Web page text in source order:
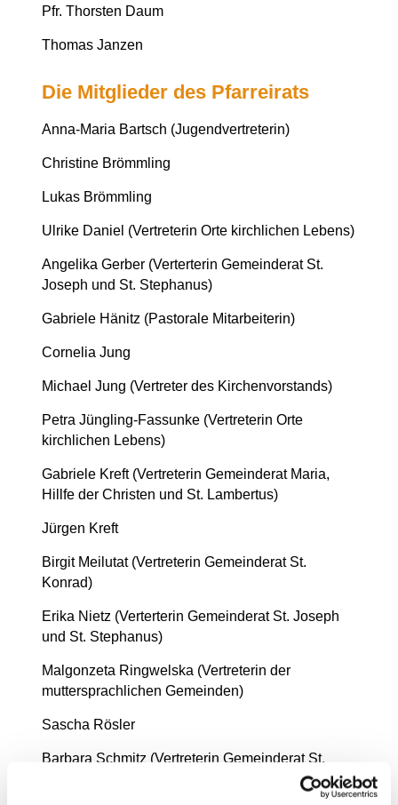
Pfr. Thorsten Daum
Thomas Janzen
Die Mitglieder des Pfarreirats
Anna-Maria Bartsch (Jugendvertreterin)
Christine Brömmling
Lukas Brömmling
Ulrike Daniel (Vertreterin Orte kirchlichen Lebens)
Angelika Gerber (Verterterin Gemeinderat St.
Joseph und St. Stephanus)
Gabriele Hänitz (Pastorale Mitarbeiterin)
Cornelia Jung
Michael Jung (Vertreter des Kirchenvorstands)
Petra Jüngling-Fassunke (Vertreterin Orte
kirchlichen Lebens)
Gabriele Kreft (Vertreterin Gemeinderat Maria,
Hillfe der Christen und St. Lambertus)
Jürgen Kreft
Birgit Meilutat (Vertreterin Gemeinderat St.
Konrad)
Erika Nietz (Verterterin Gemeinderat St. Joseph
und St. Stephanus)
Malgonzeta Ringwelska (Vertreterin der
muttersprachlichen Gemeinden)
Sascha Rösler
Barbara Schmitz (Vertreterin Gemeinderat St.